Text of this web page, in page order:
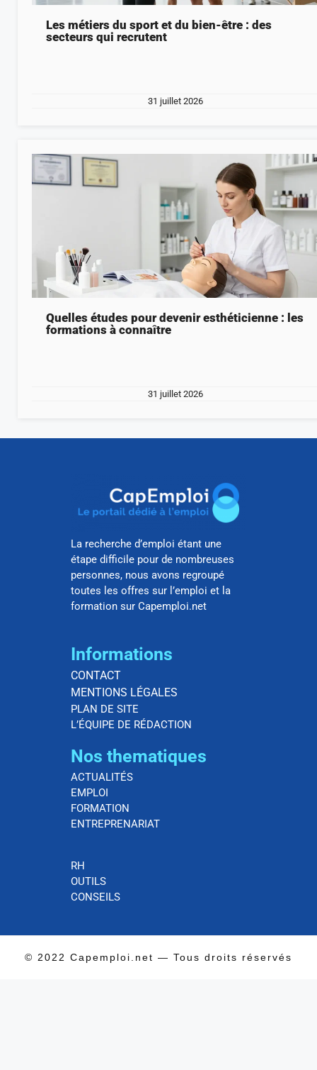
Les métiers du sport et du bien-être : des
secteurs qui recrutent
31 juillet 2026
Quelles études pour devenir esthéticienne : les
formations à connaître
31 juillet 2026
La recherche d’emploi étant une
étape difficile pour de nombreuses
personnes, nous avons regroupé
toutes les offres sur l’emploi et la
formation sur Capemploi.net
Informations
CONTACT
MENTIONS LÉGALES
PLAN DE SITE
L’ÉQUIPE DE RÉDACTION
Nos thematiques
ACTUALITÉS
EMPLOI
FORMATION
ENTREPRENARIAT
RH
OUTILS
CONSEILS
© 2022 Capemploi.net — Tous droits réservés